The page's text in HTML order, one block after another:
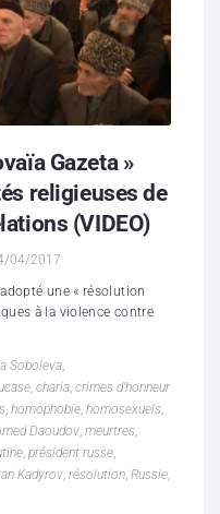
Gazeta »
religieuses de
(VIDEO)
04/2017
une « résolution
à la violence contre
Soboleva,
, charia, crimes d’honneur
, homophobie, homosexuels,
Daoudov, meurtres,
, président russe,
Kadyrov, résolution, Russie,